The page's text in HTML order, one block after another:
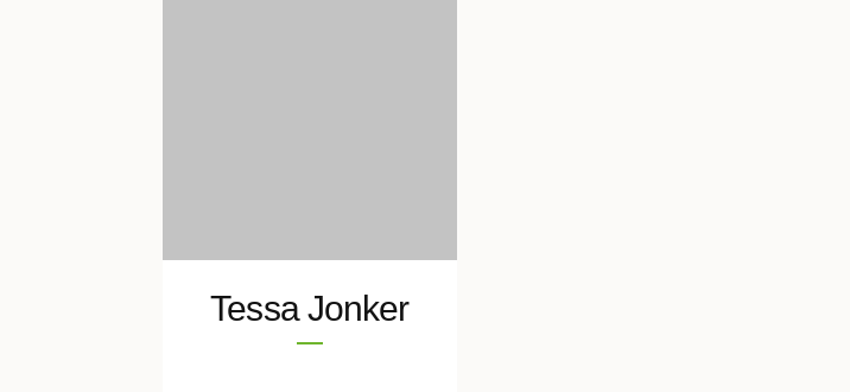
Tessa Jonker